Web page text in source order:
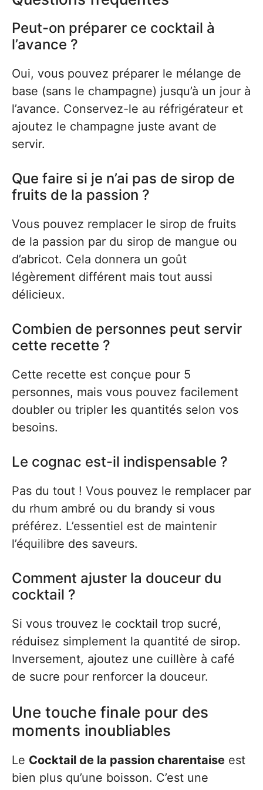
Peut-on préparer ce cocktail à
l’avance ?
Oui, vous pouvez préparer le mélange de
base (sans le champagne) jusqu’à un jour à
l’avance. Conservez-le au réfrigérateur et
ajoutez le champagne juste avant de
servir.
Que faire si je n’ai pas de sirop de
fruits de la passion ?
Vous pouvez remplacer le sirop de fruits
de la passion par du sirop de mangue ou
d’abricot. Cela donnera un goût
légèrement différent mais tout aussi
délicieux.
Combien de personnes peut servir
cette recette ?
Cette recette est conçue pour 5
personnes, mais vous pouvez facilement
doubler ou tripler les quantités selon vos
besoins.
Le cognac est-il indispensable ?
Pas du tout ! Vous pouvez le remplacer par
du rhum ambré ou du brandy si vous
préférez. L’essentiel est de maintenir
l’équilibre des saveurs.
Comment ajuster la douceur du
cocktail ?
Si vous trouvez le cocktail trop sucré,
réduisez simplement la quantité de sirop.
Inversement, ajoutez une cuillère à café
de sucre pour renforcer la douceur.
Une touche finale pour des
moments inoubliables
Le Cocktail de la passion charentaise est
bien plus qu’une boisson. C’est une